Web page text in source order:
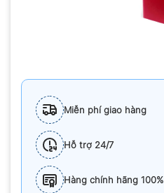
Miễn phí giao hàng
Hỗ trợ 24/7
Hàng chính hãng 100%